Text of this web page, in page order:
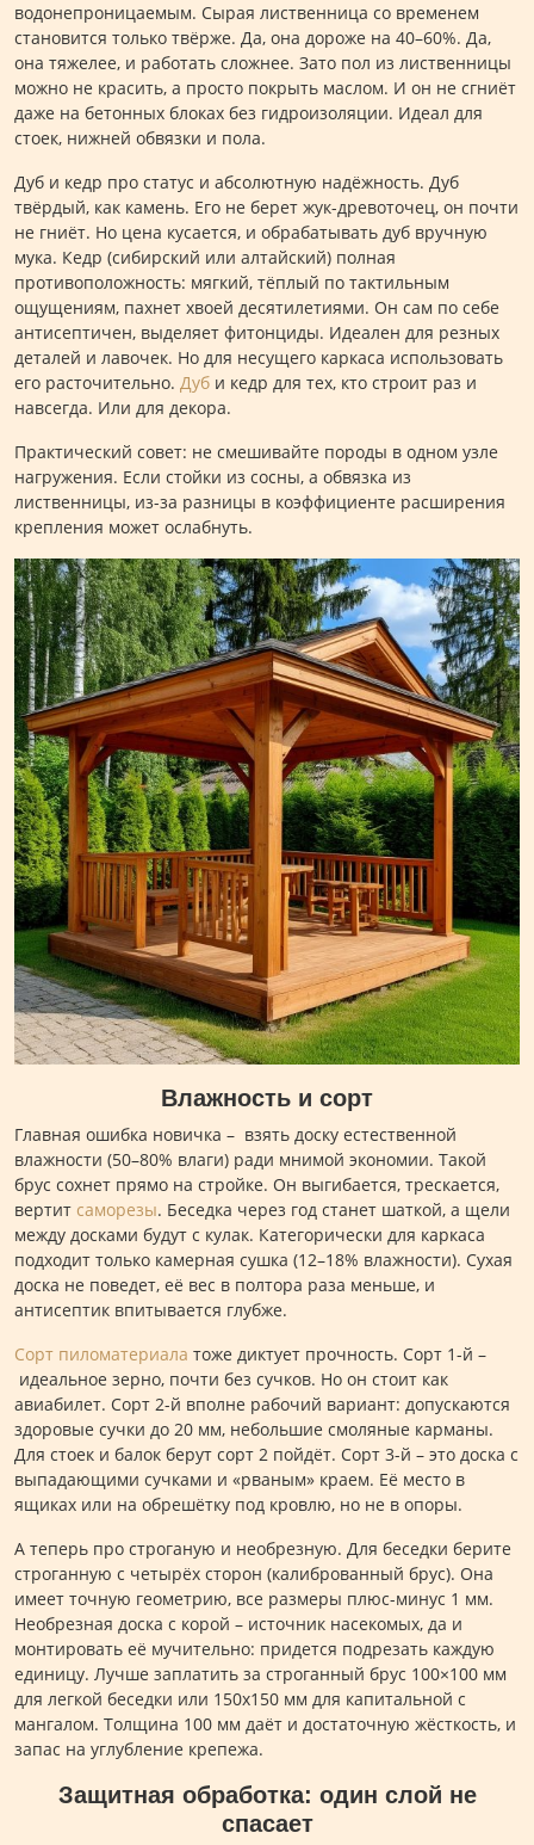
водонепроницаемым. Сырая лиственница со временем
становится только твёрже. Да, она дороже на 40–60%. Да,
она тяжелее, и работать сложнее. Зато пол из лиственницы
можно не красить, а просто покрыть маслом. И он не сгниёт
даже на бетонных блоках без гидроизоляции. Идеал для
стоек, нижней обвязки и пола.
Дуб и кедр про статус и абсолютную надёжность. Дуб
твёрдый, как камень. Его не берет жук-древоточец, он почти
не гниёт. Но цена кусается, и обрабатывать дуб вручную
мука. Кедр (сибирский или алтайский) полная
противоположность: мягкий, тёплый по тактильным
ощущениям, пахнет хвоей десятилетиями. Он сам по себе
антисептичен, выделяет фитонциды. Идеален для резных
деталей и лавочек. Но для несущего каркаса использовать
его расточительно. Дуб и кедр для тех, кто строит раз и
навсегда. Или для декора.
Практический совет: не смешивайте породы в одном узле
нагружения. Если стойки из сосны, а обвязка из
лиственницы, из-за разницы в коэффициенте расширения
крепления может ослабнуть.
Влажность и сорт
Главная ошибка новичка – взять доску естественной
влажности (50–80% влаги) ради мнимой экономии. Такой
брус сохнет прямо на стройке. Он выгибается, трескается,
вертит саморезы. Беседка через год станет шаткой, а щели
между досками будут с кулак. Категорически для каркаса
подходит только камерная сушка (12–18% влажности). Сухая
доска не поведет, её вес в полтора раза меньше, и
антисептик впитывается глубже.
Сорт пиломатериала тоже диктует прочность. Сорт 1-й –
идеальное зерно, почти без сучков. Но он стоит как
авиабилет. Сорт 2-й вполне рабочий вариант: допускаются
здоровые сучки до 20 мм, небольшие смоляные карманы.
Для стоек и балок берут сорт 2 пойдёт. Сорт 3-й – это доска с
выпадающими сучками и «рваным» краем. Её место в
ящиках или на обрешётку под кровлю, но не в опоры.
А теперь про строганую и необрезную. Для беседки берите
строганную с четырёх сторон (калиброванный брус). Она
имеет точную геометрию, все размеры плюс-минус 1 мм.
Необрезная доска с корой – источник насекомых, да и
монтировать её мучительно: придется подрезать каждую
единицу. Лучше заплатить за строганный брус 100×100 мм
для легкой беседки или 150х150 мм для капитальной с
мангалом. Толщина 100 мм даёт и достаточную жёсткость, и
запас на углубление крепежа.
Защитная обработка: один слой не
спасает